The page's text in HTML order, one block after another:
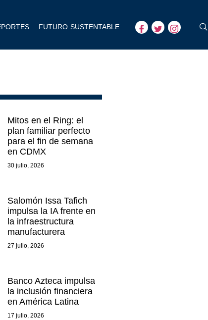
FUTURO SUSTENTABLE
Mitos en el Ring: el
plan familiar perfecto
para el fin de semana
en CDMX
30 julio, 2026
Salomón Issa Tafich
impulsa la IA frente en
la infraestructura
manufacturera
27 julio, 2026
Banco Azteca impulsa
la inclusión financiera
en América Latina
17 julio, 2026